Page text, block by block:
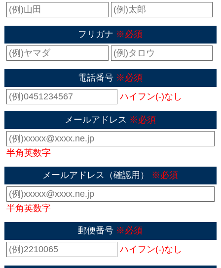
フリガナ ※必須
電話番号 ※必須
ハイフン(-)なし
メールアドレス ※必須
半角英数字
メールアドレス（確認用） ※必須
半角英数字
郵便番号 ※必須
ハイフン(-)なし